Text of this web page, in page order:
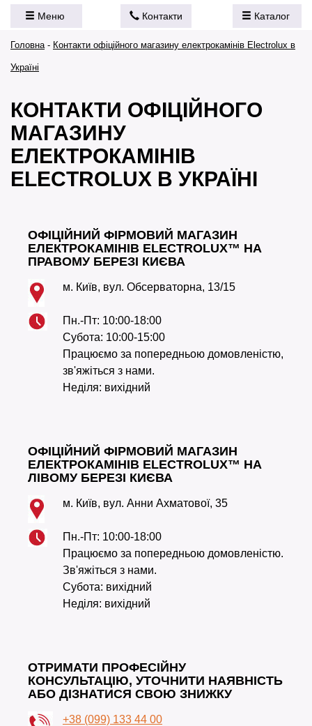
Меню Контакти Каталог
Головна- Контакти офіційного магазину електрокамінів Electrolux в
Україні
КОНТАКТИ ОФІЦІЙНОГО
МАГАЗИНУ
ЕЛЕКТРОКАМІНІВ
ELECTROLUX В УКРАЇНІ
ОФІЦІЙНИЙ ФІРМОВИЙ МАГАЗИН
ЕЛЕКТРОКАМІНІВ ELECTROLUX™ НА
ПРАВОМУ БЕРЕЗІ КИЄВА
м. Київ, вул. Обсерваторна, 13/15
Пн.-Пт: 10:00-18:00
Субота: 10:00-15:00
Працюємо за попередньою домовленістю,
зв'яжіться з нами.
Неділя: вихідний
ОФІЦІЙНИЙ ФІРМОВИЙ МАГАЗИН
ЕЛЕКТРОКАМІНІВ ELECTROLUX™ НА
ЛІВОМУ БЕРЕЗІ КИЄВА
м. Київ, вул. Анни Ахматової, 35
Пн.-Пт: 10:00-18:00
Працюємо за попередньою домовленістю.
Зв'яжіться з нами.
Субота: вихідний
Неділя: вихідний
ОТРИМАТИ ПРОФЕСІЙНУ
КОНСУЛЬТАЦІЮ, УТОЧНИТИ НАЯВНІСТЬ
АБО ДІЗНАТИСЯ СВОЮ ЗНИЖКУ
+38 (099) 133 44 00